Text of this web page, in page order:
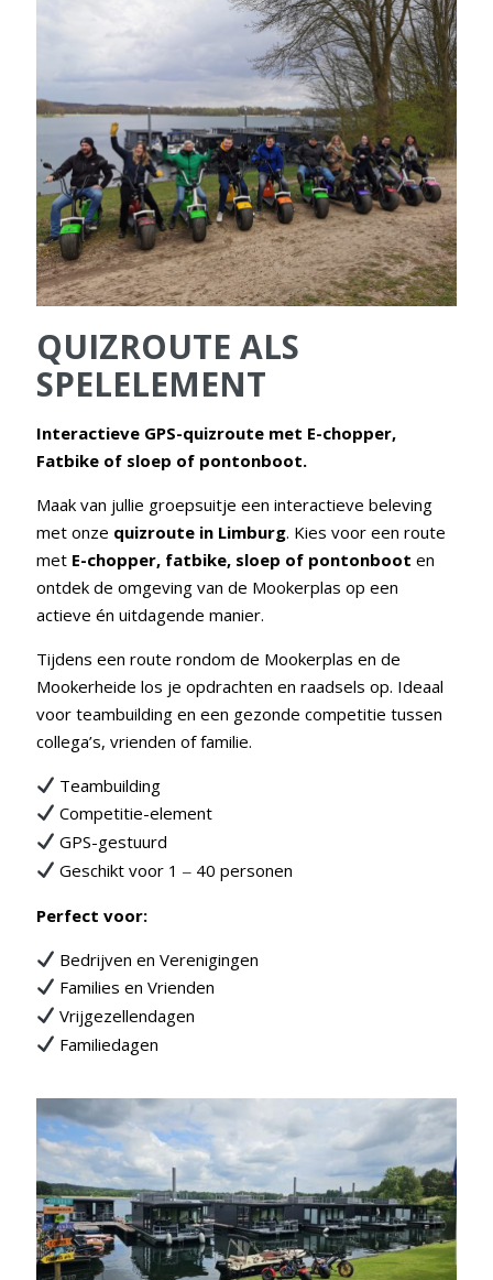
QUIZROUTE ALS
SPELELEMENT
Interactieve GPS-quizroute met E-chopper,
Fatbike of sloep of pontonboot.
Maak van jullie groepsuitje een interactieve beleving
met onze quizroute in Limburg. Kies voor een route
met E-chopper, fatbike, sloep of pontonboot en
ontdek de omgeving van de Mookerplas op een
actieve én uitdagende manier.
Tijdens een route rondom de Mookerplas en de
Mookerheide los je opdrachten en raadsels op. Ideaal
voor teambuilding en een gezonde competitie tussen
collega’s, vrienden of familie.
Teambuilding
Competitie-element
GPS-gestuurd
Geschikt voor 1– 40 personen
Perfect voor:
Bedrijven en Verenigingen
Families en Vrienden
Vrijgezellendagen
Familiedagen